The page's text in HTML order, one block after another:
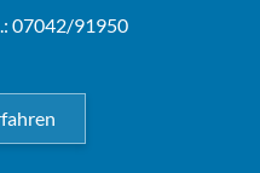
07042/91950